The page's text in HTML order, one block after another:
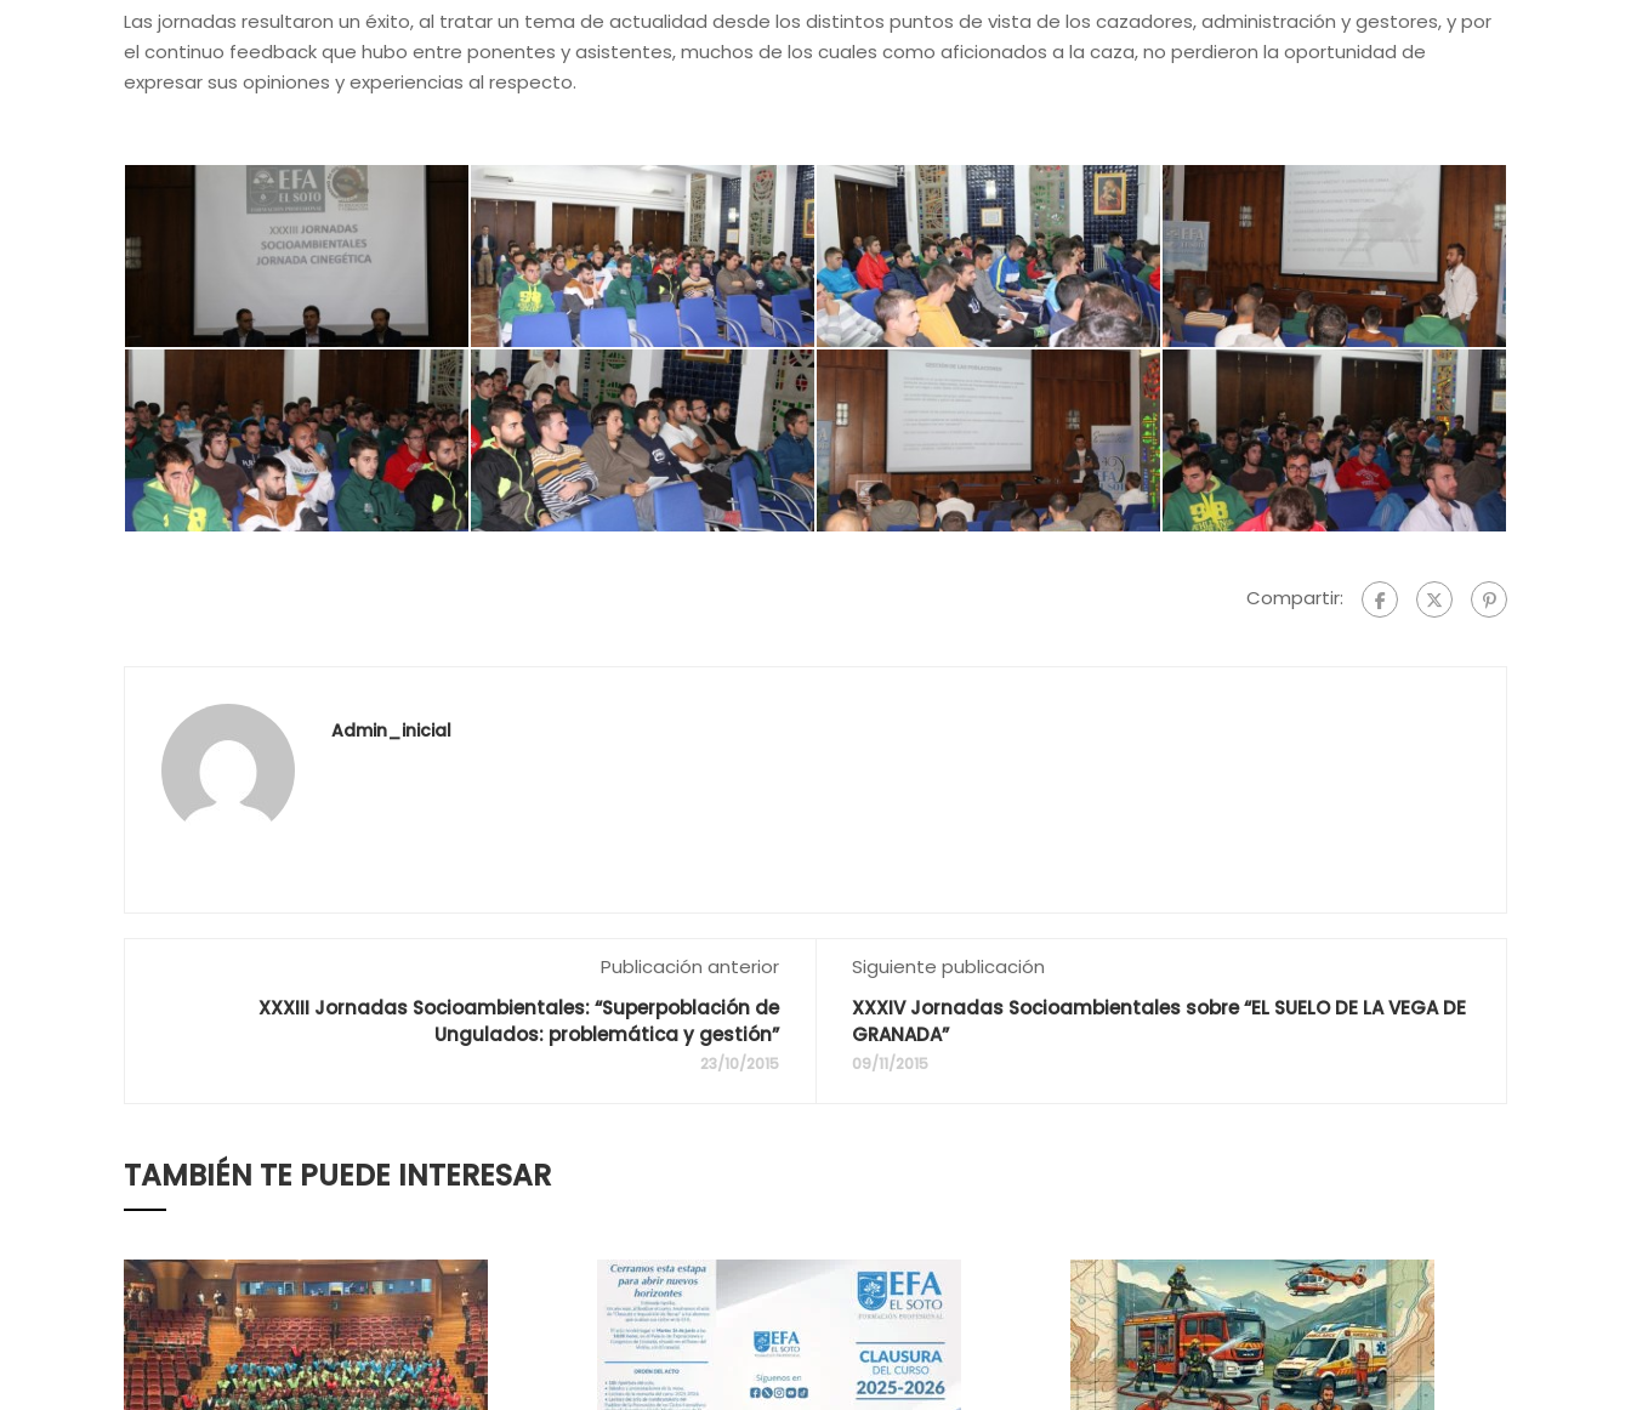
Las jornadas resultaron un éxito, al tratar un tema de actualidad desde los distintos puntos de vista de los cazadores, administración y gestores, y por
el continuo feedback que hubo entre ponentes y asistentes, muchos de los cuales como aficionados a la caza, no perdieron la oportunidad de
expresar sus opiniones y experiencias al respecto.
Compartir:
Admin_inicial
Publicación anterior
XXXIII Jornadas Socioambientales: “Superpoblación de
Ungulados: problemática y gestión”
23/10/2015
Siguiente publicación
XXXIV Jornadas Socioambientales sobre “EL SUELO DE LA VEGA DE
GRANADA”
09/11/2015
TAMBIÉN TE PUEDE INTERESAR